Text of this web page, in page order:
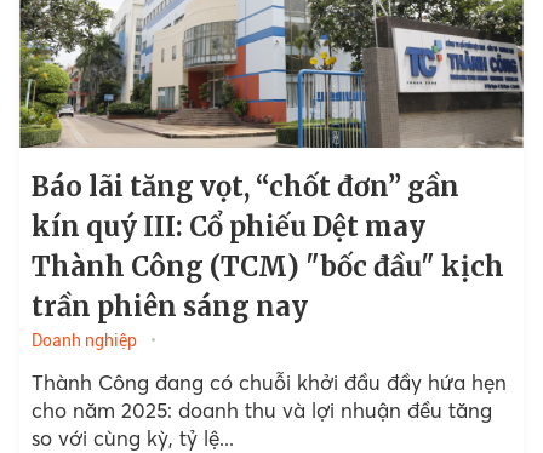
Báo lãi tăng vọt, “chốt đơn” gần
kín quý III: Cổ phiếu Dệt may
Thành Công (TCM) "bốc đầu" kịch
trần phiên sáng nay
Doanh nghiệp
Thành Công đang có chuỗi khởi đầu đầy hứa hẹn
cho năm 2025: doanh thu và lợi nhuận đều tăng
so với cùng kỳ, tỷ lệ...